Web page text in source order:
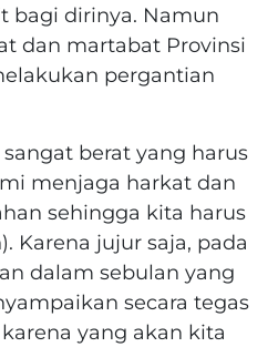
bagi dirinya. Namun
dan martabat Provinsi
pergantian
berat yang harus
menjaga harkat dan
sehingga kita harus
Karena jujur saja, pada
dalam sebulan yang
secara tegas
yang akan kita